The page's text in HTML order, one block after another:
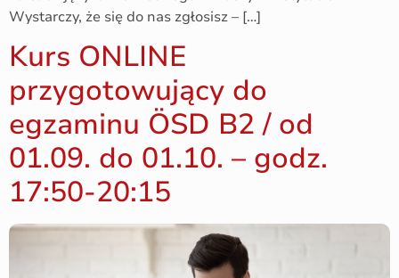
Wystarczy, że się do nas zgłosisz – […]
Kurs ONLINE
przygotowujący do
egzaminu ÖSD B2 / od
01.09. do 01.10. – godz.
17:50-20:15